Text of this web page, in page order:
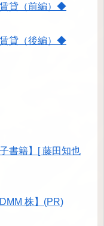
貸（前編）◆
貸（後編）◆
書籍】[ 藤田知也
株】(PR)